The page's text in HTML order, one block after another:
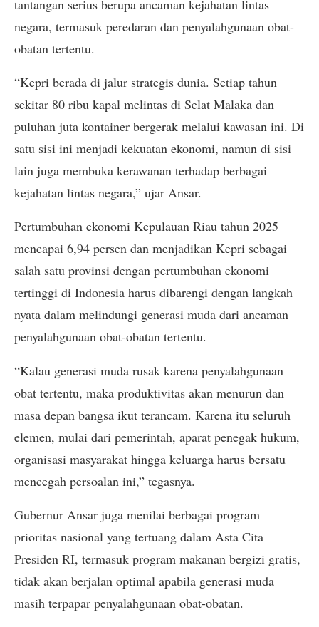
tantangan serius berupa ancaman kejahatan lintas
negara, termasuk peredaran dan penyalahgunaan obat-
obatan tertentu.
“Kepri berada di jalur strategis dunia. Setiap tahun
sekitar 80 ribu kapal melintas di Selat Malaka dan
puluhan juta kontainer bergerak melalui kawasan ini. Di
satu sisi ini menjadi kekuatan ekonomi, namun di sisi
lain juga membuka kerawanan terhadap berbagai
kejahatan lintas negara,” ujar Ansar.
Pertumbuhan ekonomi Kepulauan Riau tahun 2025
mencapai 6,94 persen dan menjadikan Kepri sebagai
salah satu provinsi dengan pertumbuhan ekonomi
tertinggi di Indonesia harus dibarengi dengan langkah
nyata dalam melindungi generasi muda dari ancaman
penyalahgunaan obat-obatan tertentu.
“Kalau generasi muda rusak karena penyalahgunaan
obat tertentu, maka produktivitas akan menurun dan
masa depan bangsa ikut terancam. Karena itu seluruh
elemen, mulai dari pemerintah, aparat penegak hukum,
organisasi masyarakat hingga keluarga harus bersatu
mencegah persoalan ini,” tegasnya.
Gubernur Ansar juga menilai berbagai program
prioritas nasional yang tertuang dalam Asta Cita
Presiden RI, termasuk program makanan bergizi gratis,
tidak akan berjalan optimal apabila generasi muda
masih terpapar penyalahgunaan obat-obatan.